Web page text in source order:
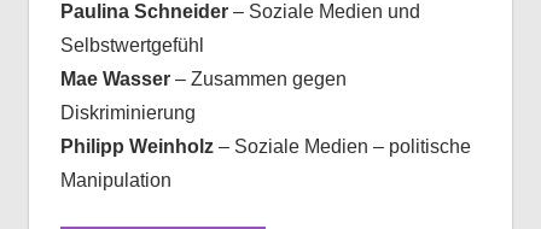
Paulina Schneider– Soziale Medien und
Selbstwertgefühl
Mae Wasser– Zusammen gegen
Diskriminierung
Philipp Weinholz– Soziale Medien – politische
Manipulation